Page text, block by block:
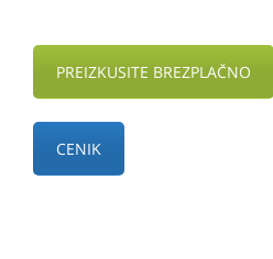
PREIZKUSITE BREZPLAČNO
CENIK